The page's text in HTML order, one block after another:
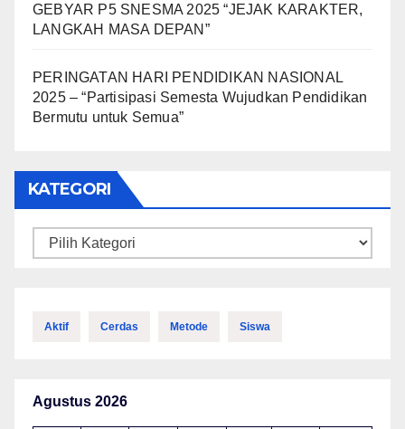
GEBYAR P5 SNESMA 2025 “JEJAK KARAKTER,
LANGKAH MASA DEPAN”
PERINGATAN HARI PENDIDIKAN NASIONAL
2025 – “Partisipasi Semesta Wujudkan Pendidikan
Bermutu untuk Semua”
KATEGORI
Kategori
Aktif Cerdas Metode Siswa
Agustus 2026